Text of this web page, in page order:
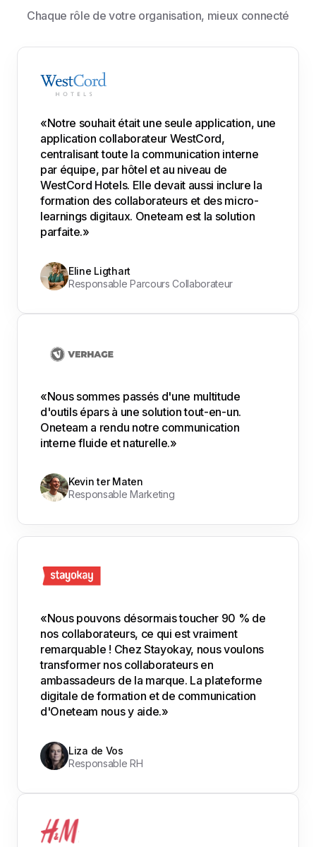
Chaque rôle de votre organisation, mieux connecté
«Notre souhait était une seule application, une
application collaborateur WestCord,
centralisant toute la communication interne
par équipe, par hôtel et au niveau de
WestCord Hotels. Elle devait aussi inclure la
formation des collaborateurs et des micro-
learnings digitaux. Oneteam est la solution
parfaite.»
Eline Ligthart
Responsable Parcours Collaborateur
«Nous sommes passés d'une multitude
d'outils épars à une solution tout-en-un.
Oneteam a rendu notre communication
interne fluide et naturelle.»
Kevin ter Maten
Responsable Marketing
«Nous pouvons désormais toucher 90 % de
nos collaborateurs, ce qui est vraiment
remarquable ! Chez Stayokay, nous voulons
transformer nos collaborateurs en
ambassadeurs de la marque. La plateforme
digitale de formation et de communication
d'Oneteam nous y aide.»
Liza de Vos
Responsable RH